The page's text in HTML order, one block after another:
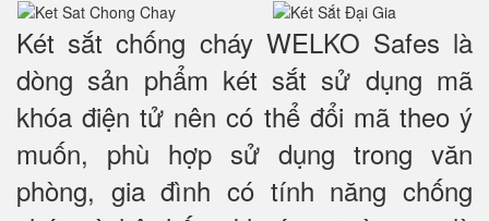
Két sắt chống cháy WELKO Safes là
dòng sản phẩm két sắt sử dụng mã
khóa điện tử nên có thể đổi mã theo ý
muốn, phù hợp sử dụng trong văn
phòng, gia đình có tính năng chống